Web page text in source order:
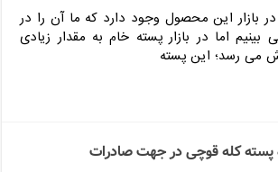
بازار این محصول وجود دارد که ما آن را در
اما در بازار پسته خام به مقدار زیادی
می ‌رسد؛ این پسته
کله قوچی در جهت صادرات